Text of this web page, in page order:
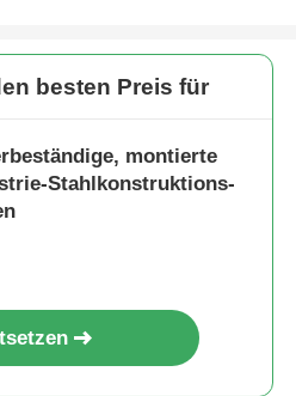
besten Preis für
montierte
Stahlkonstruktions-